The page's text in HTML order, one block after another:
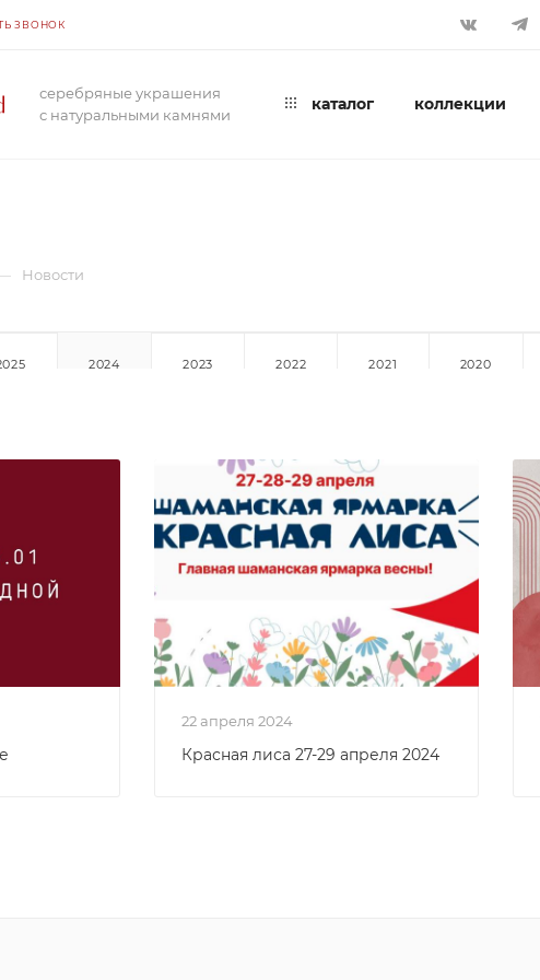
ЗВОНОК
серебряные украшения
с натуральными камнями
каталог коллекции
Новости
2024 2023 2022 2021 2020
22 апреля 2024
Красная лиса 27-29 апреля 2024